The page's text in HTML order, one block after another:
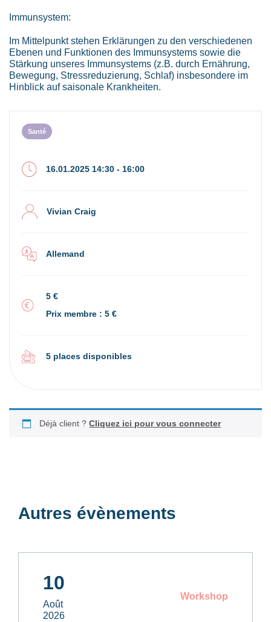
Immunsystem:
Im Mittelpunkt stehen Erklärungen zu den verschiedenen
Ebenen und Funktionen des Immunsystems sowie die
Stärkung unseres Immunsystems (z.B. durch Ernährung,
Bewegung, Stressreduzierung, Schlaf) insbesondere im
Hinblick auf saisonale Krankheiten.
Santé
16.01.2025 14:30 - 16:00
Vivian Craig
Allemand
5 €
Prix membre : 5 €
5 places disponibles
Déjà client ?Cliquez ici pour vous connecter
Autres évènements
10
Août
2026
Workshop